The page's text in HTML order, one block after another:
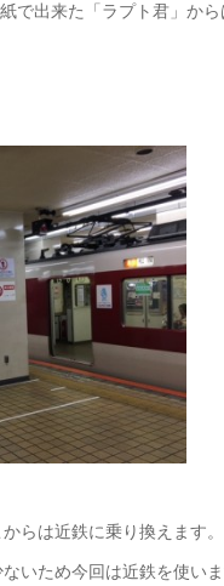
で出来た「ラプト君」か
らは近鉄に乗り換えます。
いため今回は近鉄を使いま